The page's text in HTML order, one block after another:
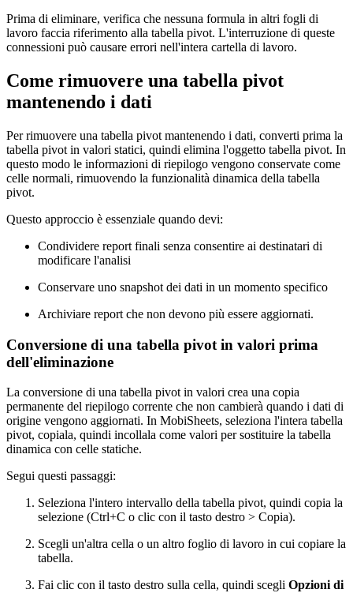
Prima di eliminare, verifica che nessuna formula in altri fogli di
lavoro faccia riferimento alla tabella pivot. L'interruzione di queste
connessioni può causare errori nell'intera cartella di lavoro.
Come rimuovere una tabella pivot
mantenendo i dati
Per rimuovere una tabella pivot mantenendo i dati, converti prima la
tabella pivot in valori statici, quindi elimina l'oggetto tabella pivot. In
questo modo le informazioni di riepilogo vengono conservate come
celle normali, rimuovendo la funzionalità dinamica della tabella
pivot.
Questo approccio è essenziale quando devi:
Condividere report finali senza consentire ai destinatari di
modificare l'analisi
Conservare uno snapshot dei dati in un momento specifico
Archiviare report che non devono più essere aggiornati.
Conversione di una tabella pivot in valori prima
dell'eliminazione
La conversione di una tabella pivot in valori crea una copia
permanente del riepilogo corrente che non cambierà quando i dati di
origine vengono aggiornati. In MobiSheets, seleziona l'intera tabella
pivot, copiala, quindi incollala come valori per sostituire la tabella
dinamica con celle statiche.
Segui questi passaggi:
Seleziona l'intero intervallo della tabella pivot, quindi copia la
selezione (Ctrl+C o clic con il tasto destro > Copia).
Scegli un'altra cella o un altro foglio di lavoro in cui copiare la
tabella.
Fai clic con il tasto destro sulla cella, quindi scegli Opzioni di